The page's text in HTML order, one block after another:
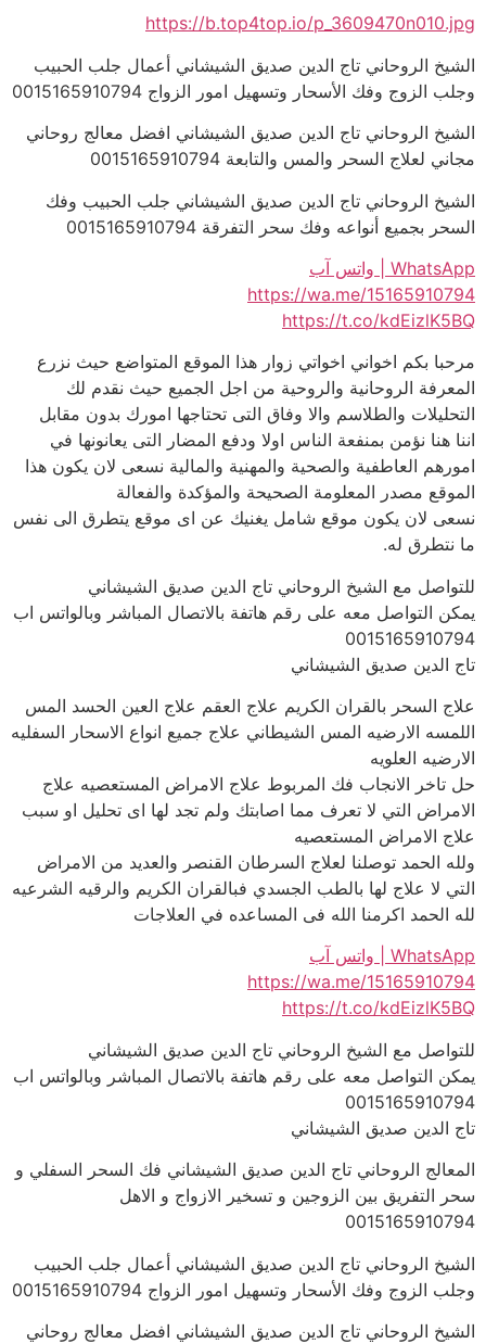
https://b.top4top.io/p_3609470n010.jpg
الشيخ الروحاني تاج الدين صديق الشيشاني أعمال جلب الحبيب
وجلب الزوج وفك الأسحار وتسهيل امور الزواج 0015165910794
الشيخ الروحاني تاج الدين صديق الشيشاني افضل معالج روحاني
مجاني لعلاج السحر والمس والتابعة 0015165910794
الشيخ الروحاني تاج الدين صديق الشيشاني جلب الحبيب وفك
السحر بجميع أنواعه وفك سحر التفرقة 0015165910794
WhatsApp | واتس آب
https://wa.me/15165910794
https://t.co/kdEizlK5BQ
مرحبا بكم اخواني اخواتي زوار هذا الموقع المتواضع حيث نزرع
المعرفة الروحانية والروحية من اجل الجميع حيث نقدم لك
التحليلات والطلاسم والا وفاق التى تحتاجها امورك بدون مقابل
اننا هنا نؤمن بمنفعة الناس اولا ودفع المضار التى يعانونها في
امورهم العاطفية والصحية والمهنية والمالية نسعى لان يكون هذا
الموقع مصدر المعلومة الصحيحة والمؤكدة والفعالة
نسعى لان يكون موقع شامل يغنيك عن اى موقع يتطرق الى نفس
ما نتطرق له.
للتواصل مع الشيخ الروحاني تاج الدين صديق الشيشاني
يمكن التواصل معه على رقم هاتفة بالاتصال المباشر وبالواتس اب
0015165910794
تاج الدين صديق الشيشاني
علاج السحر بالقران الكريم علاج العقم علاج العين الحسد المس
اللمسه الارضيه المس الشيطاني علاج جميع انواع الاسحار السفليه
الارضيه العلويه
حل تاخر الانجاب فك المربوط علاج الامراض المستعصيه علاج
الامراض التي لا تعرف مما اصابتك ولم تجد لها اى تحليل او سبب
علاج الامراض المستعصيه
ولله الحمد توصلنا لعلاج السرطان القنصر والعديد من الامراض
التي لا علاج لها بالطب الجسدي فبالقران الكريم والرقيه الشرعيه
لله الحمد اكرمنا الله فى المساعده في العلاجات
WhatsApp | واتس آب
https://wa.me/15165910794
https://t.co/kdEizlK5BQ
للتواصل مع الشيخ الروحاني تاج الدين صديق الشيشاني
يمكن التواصل معه على رقم هاتفة بالاتصال المباشر وبالواتس اب
0015165910794
تاج الدين صديق الشيشاني
المعالج الروحاني تاج الدين صديق الشيشاني فك السحر السفلي و
سحر التفريق بين الزوجين و تسخير الازواج و الاهل
0015165910794
الشيخ الروحاني تاج الدين صديق الشيشاني أعمال جلب الحبيب
وجلب الزوج وفك الأسحار وتسهيل امور الزواج 0015165910794
الشيخ الروحاني تاج الدين صديق الشيشاني افضل معالج روحاني